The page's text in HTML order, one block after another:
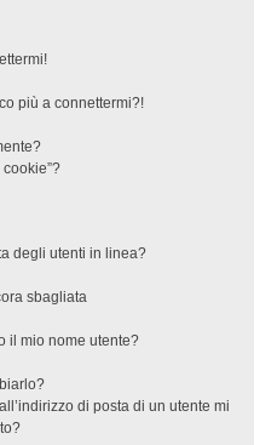
più a connettermi?!
degli utenti in linea?
sbagliata
il mio nome utente?
di posta di un utente mi